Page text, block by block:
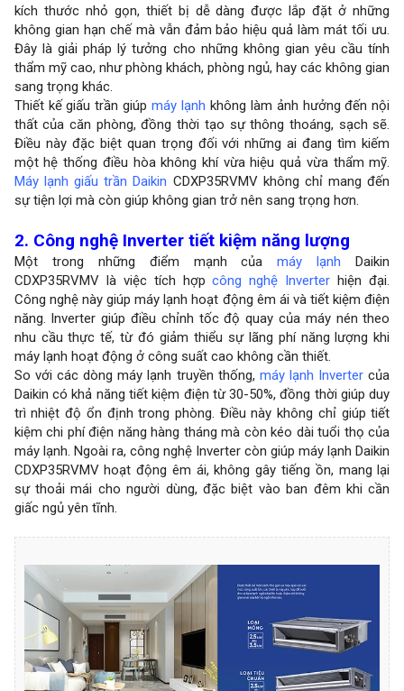
kích thước nhỏ gọn, thiết bị dễ dàng được lắp đặt ở những
không gian hạn chế mà vẫn đảm bảo hiệu quả làm mát tối ưu.
Đây là giải pháp lý tưởng cho những không gian yêu cầu tính
thẩm mỹ cao, như phòng khách, phòng ngủ, hay các không gian
sang trọng khác.
Thiết kế giấu trần giúpmáy lạnh không làm ảnh hưởng đến nội
thất của căn phòng, đồng thời tạo sự thông thoáng, sạch sẽ.
Điều này đặc biệt quan trọng đối với những ai đang tìm kiếm
một hệ thống điều hòa không khí vừa hiệu quả vừa thẩm mỹ.
Máy lạnh giấu trần Daikin CDXP35RVMV không chỉ mang đến
sự tiện lợi mà còn giúp không gian trở nên sang trọng hơn.
2. Công nghệ Inverter tiết kiệm năng lượng
Một trong những điểm mạnh củamáy lạnh Daikin
CDXP35RVMV là việc tích hợpcông nghệ Inverter hiện đại.
Công nghệ này giúp máy lạnh hoạt động êm ái và tiết kiệm điện
năng. Inverter giúp điều chỉnh tốc độ quay của máy nén theo
nhu cầu thực tế, từ đó giảm thiểu sự lãng phí năng lượng khi
máy lạnh hoạt động ở công suất cao không cần thiết.
So với các dòng máy lạnh truyền thống, máy lạnh Inverter của
Daikin có khả năng tiết kiệm điện từ 30-50%, đồng thời giúp duy
trì nhiệt độ ổn định trong phòng. Điều này không chỉ giúp tiết
kiệm chi phí điện năng hàng tháng mà còn kéo dài tuổi thọ của
máy lạnh. Ngoài ra, công nghệ Inverter còn giúp máy lạnh Daikin
CDXP35RVMV hoạt động êm ái, không gây tiếng ồn, mang lại
sự thoải mái cho người dùng, đặc biệt vào ban đêm khi cần
giấc ngủ yên tĩnh.